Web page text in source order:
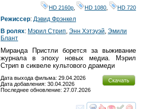
HD 2160р HD 1080 HD 720
Режиссер: Дэвид Фрэнкел
В ролях: Мэрил Стрип Энн Хэтэуэй Эмили
Блант
Миранда Пристли борется за выживание
журнала в эпоху новых медиа. Мэрил
Стрип в сиквеле культового драмеди
Скачать
Дата выхода фильма: 29.04.2026
Дата добавления: 30.04.2026
Последнее обновление: 27.07.2026